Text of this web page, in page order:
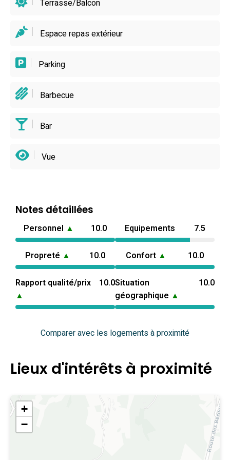
Terrasse/Balcon
Espace repas extérieur
Parking
Barbecue
Bar
Vue
Notes détaillées
Personnel ▲ 10.0 Equipements 7.5
Propreté ▲ 10.0 Confort ▲ 10.0
Rapport qualité/prix
▲
10.0Situation
géographique ▲
10.0
Comparer avec les logements à proximité
Lieux d'intérêts à proximité
+
−